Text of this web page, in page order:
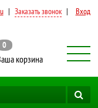
| Заказать звонок | Вход
0
корзина